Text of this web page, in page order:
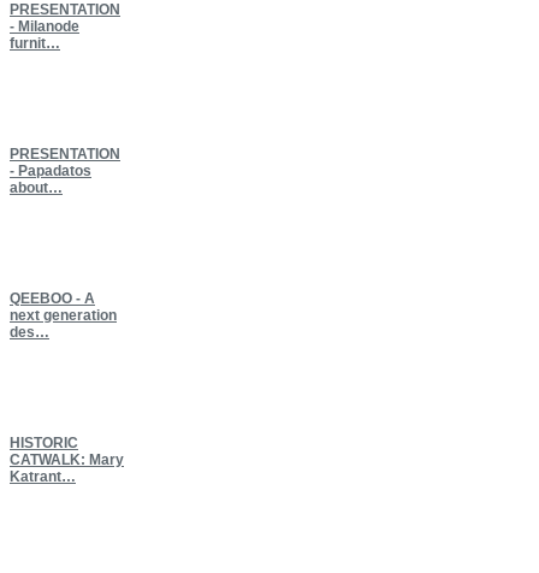
PRESENTATION
- Milanode
furnit…
PRESENTATION
- Papadatos
about…
QEEBOO - A
next generation
des…
HISTORIC
CATWALK: Mary
Katrant…